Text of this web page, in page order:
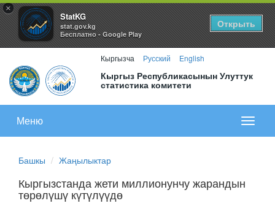
×
StatKG
stat.gov.kg
Бесплатно - Google Play
Открыть
Кыргызча Русский English
Кыргыз Республикасынын Улуттук
статистика комитети
меню
Меню
Башкы Жаңылыктар
Кыргызстанда жети миллионунчу жарандын
төрөлүшү күтүлүүдө